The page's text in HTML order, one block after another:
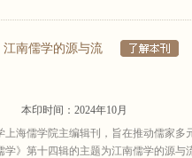
南儒学的源与流
本印时间：2024年10月
上海儒学院主编辑刊，旨在推动儒家
学》第十四辑的主题为江南儒学的源与